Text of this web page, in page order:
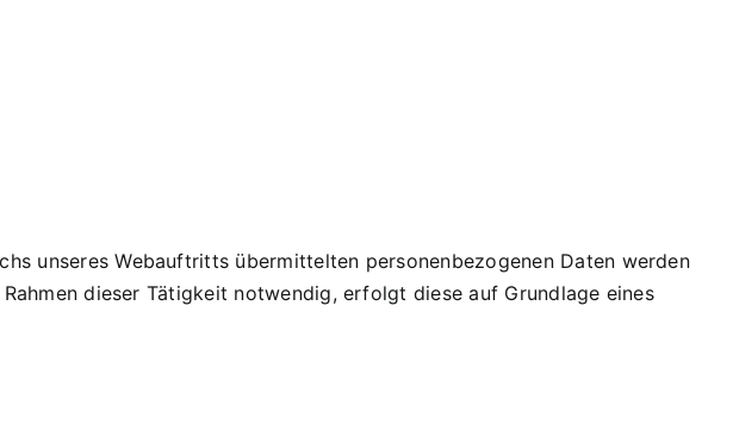
unseres Webauftritts übermittelten personenbezogenen Daten werden
dieser Tätigkeit notwendig, erfolgt diese auf Grundlage eines